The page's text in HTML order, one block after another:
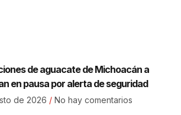
de aguacate de Michoacán a
en pausa por alerta de seguridad
de 2026 No hay comentarios